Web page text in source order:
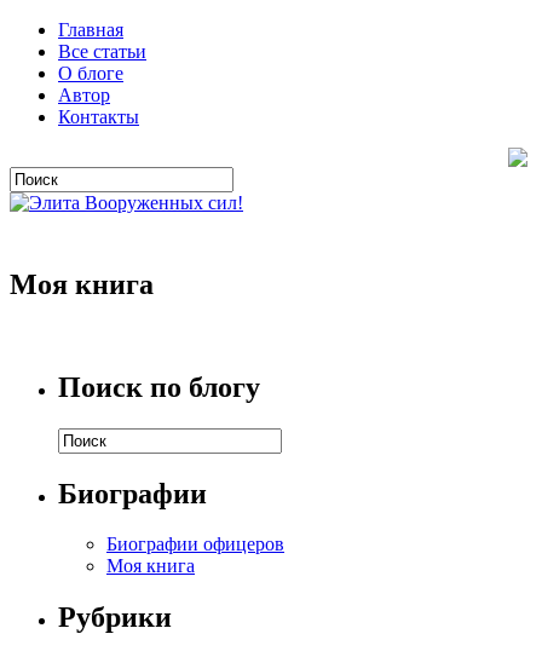
Главная
Все статьи
О блоге
Автор
Контакты
Моя книга
Поиск по блогу
Биографии
Биографии офицеров
Моя книга
Рубрики